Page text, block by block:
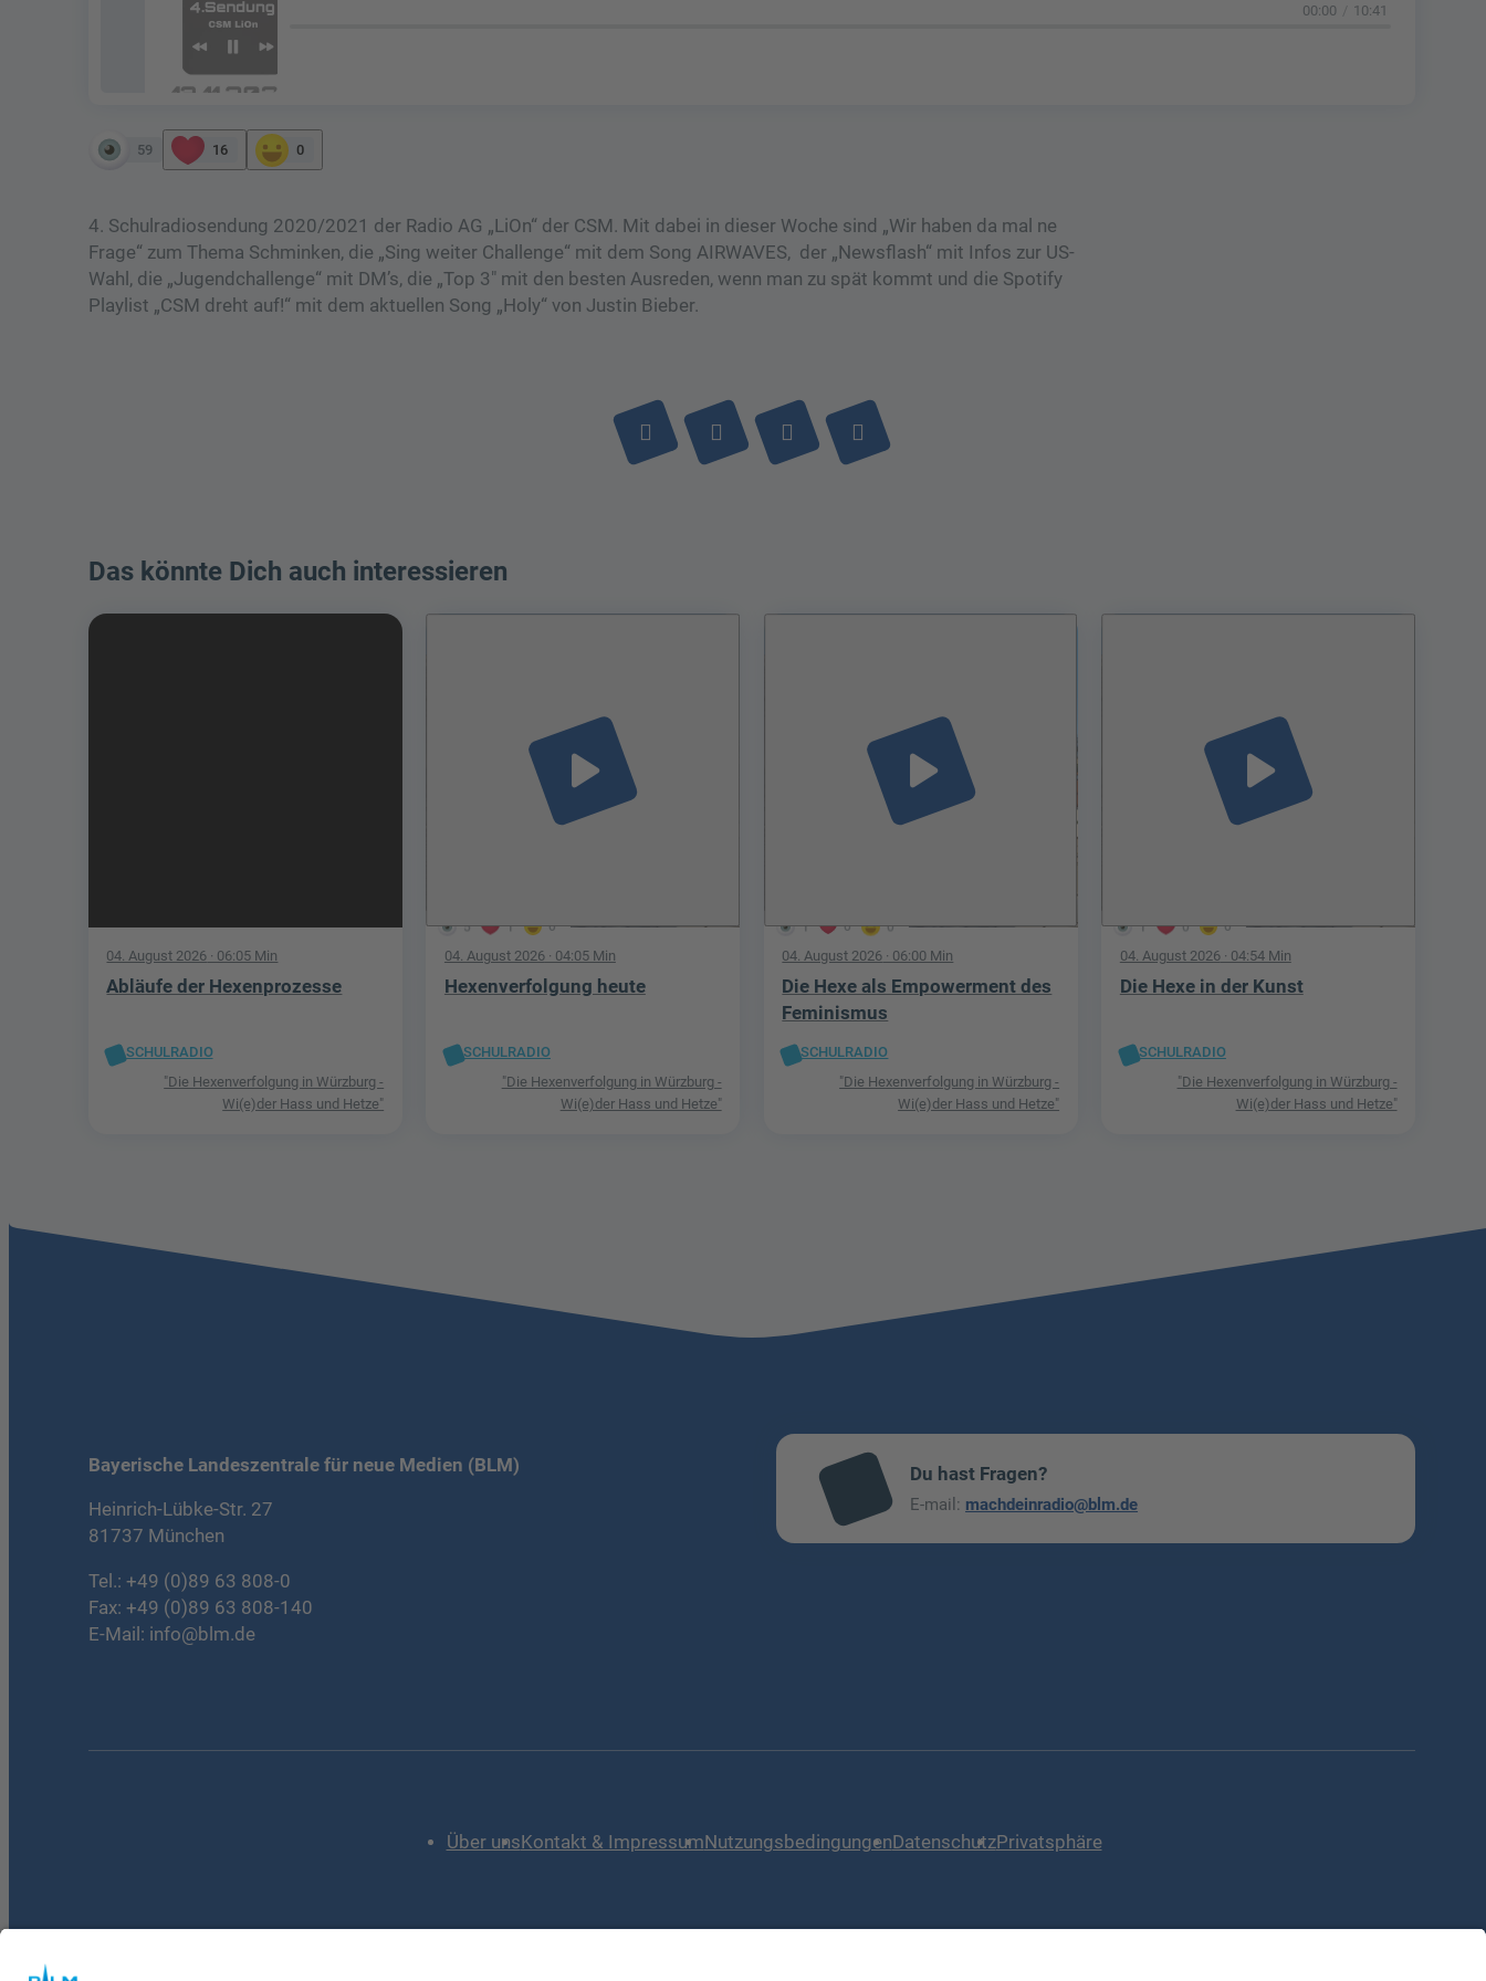
00:00 10:41
59 16 0
4. Schulradiosendung 2020/2021 der Radio AG „LiOn“ der CSM. Mit dabei in dieser Woche sind „Wir haben da mal ne
Frage“ zum Thema Schminken, die „Sing weiter Challenge“ mit dem Song AIRWAVES, der „Newsflash“ mit Infos zur US-
Wahl, die „Jugendchallenge“ mit DM’s, die „Top 3″ mit den besten Ausreden, wenn man zu spät kommt und die Spotify
Playlist „CSM dreht auf!“ mit dem aktuellen Song „Holy“ von Justin Bieber.
Das könnte Dich auch interessieren
04. August 2026 · 06:05 Min
Abläufe der Hexenprozesse
SCHULRADIO
"Die Hexenverfolgung in Würzburg -
Wi(e)der Hass und Hetze"
5 1 0
play_arrow
04. August 2026· 04:05 Min
Hexenverfolgung heute
SCHULRADIO
"Die Hexenverfolgung in Würzburg -
Wi(e)der Hass und Hetze"
1 0 0
play_arrow
04. August 2026 · 06:00 Min
Die Hexe als Empowerment des
Feminismus
SCHULRADIO
"Die Hexenverfolgung in Würzburg -
Wi(e)der Hass und Hetze"
1 0 0
play_arrow
04. August 2026· 04:54 Min
Die Hexe in der Kunst
SCHULRADIO
"Die Hexenverfolgung in Würzburg -
Wi(e)der Hass und Hetze"
Bayerische Landeszentrale für neue Medien (BLM)
Heinrich-Lübke-Str. 27
81737 München
Tel.: +49 (0)89 63 808-0
Fax: +49 (0)89 63 808-140
E-Mail: info@blm.de
mai
l
Du hast Fragen?
E-mail: machdeinradio@blm.de
Über unsKontakt & ImpressumNutzungsbedingungenDatenschutzPrivatsphäre